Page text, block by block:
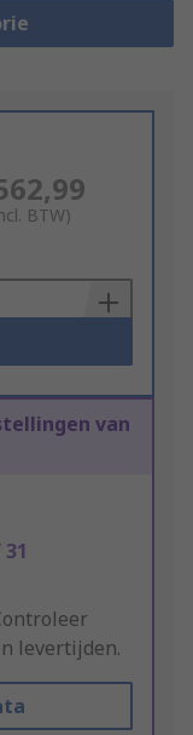
BTW)
van
31
levertijden.